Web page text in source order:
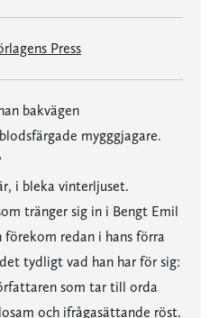
Press
bakvägen
mygggjagare.
i bleka vinterljuset.
tränger sig in i Bengt Emil
förekom redan i hans förra
tydligt vad han har för sig:
som tar till orda
och ifrågasättande röst.